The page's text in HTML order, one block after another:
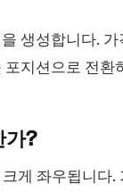
생성합니다.
지션으로 전
가?
게 좌우됩니다